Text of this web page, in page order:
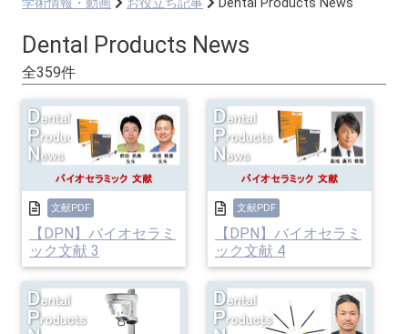
学術情報・動画 お役立ち記事 Dental Products News
Dental Products News
全359件
文献PDF
【DPN】バイオセラミ
ック文献 3
文献PDF
【DPN】バイオセラミ
ック文献 4